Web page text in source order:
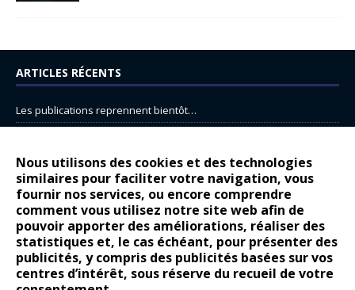
Nous utilisons des cookies et des technologies
similaires pour faciliter votre navigation, vous
fournir nos services, ou encore comprendre
comment vous utilisez notre site web afin de
pouvoir apporter des améliorations, réaliser des
statistiques et, le cas échéant, pour présenter des
publicités, y compris des publicités basées sur vos
centres d’intérêt, sous réserve du recueil de votre
ARTICLES RÉCENTS
Les publications reprennent bientôt…
14 juillet : nouveau film de marque pour Citroën
Renault Espace : voyage, voyage…
Peugeot E-208 GTi : naissance d’une légende
COMMENTAIRES RÉCENTS
Bernard DardartdansDacia Sandero : pour les gens vrais